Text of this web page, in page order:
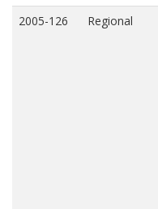
2005-126 Regional